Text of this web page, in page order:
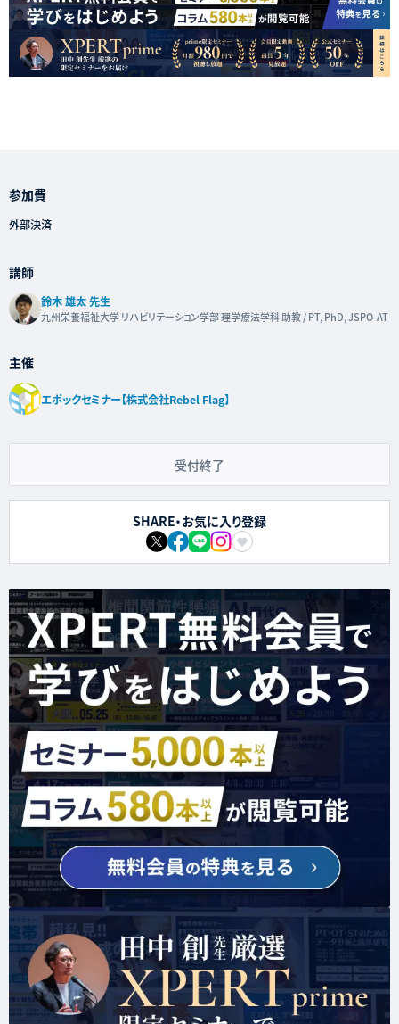
参加費
外部決済
講師
鈴木 雄太 先生
九州栄養福祉大学 リハビリテーション学部 理学療法学科 助教 / PT, PhD, JSPO-AT
主催
エポックセミナー【株式会社Rebel Flag】
受付終了
SHARE・お気に入り登録